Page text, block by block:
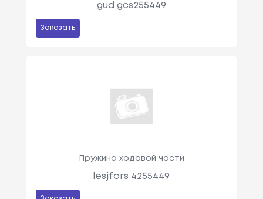
gud gcs255449
Заказать
Пружина ходовой части
lesjfors 4255449